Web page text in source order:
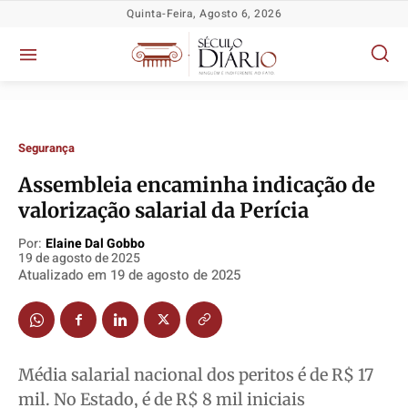
Política
Socioeconômicas
Justiça
Segurança
Meio Ambiente
Política
Socioeconômicas
Justiça
Segurança
Meio Ambiente
Política
Socioeconômicas
Justiça
Segurança
Meio Ambiente
Política
Socioeconômicas
Justiça
Segurança
Meio Ambiente
Quinta-Feira, Agosto 6, 2026
Segurança
Assembleia encaminha indicação de
valorização salarial da Perícia
Por: Elaine Dal Gobbo
19 de agosto de 2025
Atualizado em 19 de agosto de 2025
Média salarial nacional dos peritos é de R$ 17
mil. No Estado, é de R$ 8 mil iniciais